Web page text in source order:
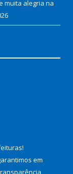
muita alegria na
!
em